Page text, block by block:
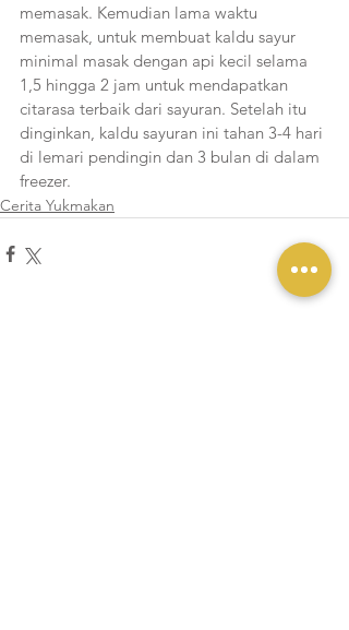
memasak. Kemudian lama waktu
memasak, untuk membuat kaldu sayur
minimal masak dengan api kecil selama
1,5 hingga 2 jam untuk mendapatkan
citarasa terbaik dari sayuran. Setelah itu
dinginkan, kaldu sayuran ini tahan 3-4 hari
di lemari pendingin dan 3 bulan di dalam
freezer.
Cerita Yukmakan